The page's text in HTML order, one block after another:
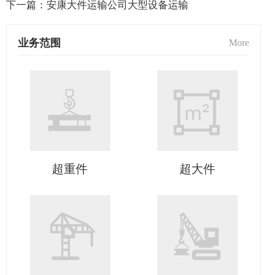
下一篇： 安康大件运输公司大型设备运输
业务范围 More
超重件 超大件